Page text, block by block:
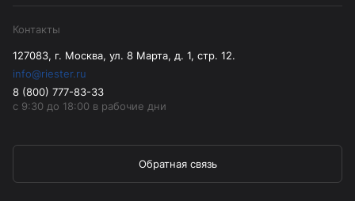
Контакты
127083, г. Москва, ул. 8 Марта, д. 1, стр. 12.
info@riester.ru
8 (800) 777-83-33
с 9:30 до 18:00 в рабочие дни
Обратная связь